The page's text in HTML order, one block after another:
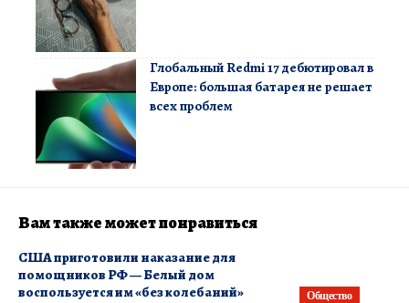
Глобальный Redmi 17 дебютировал в
Европе: большая батарея не решает
всех проблем
Вам также может понравиться
Общество
США приготовили наказание для
помощников РФ — Белый дом
воспользуется им «без колебаний»